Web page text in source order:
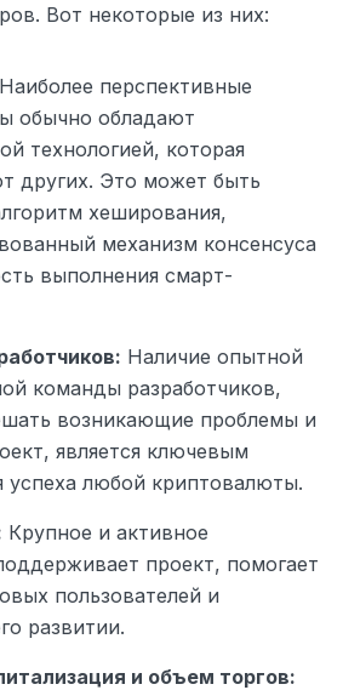
Вот некоторые из них:
Наиболее перспективные
обычно обладают
технологией, которая
других. Это может быть
хеширования,
механизм консенсуса
выполнения смарт-
Наличие опытной
команды разработчиков,
возникающие проблемы и
является ключевым
успеха любой криптовалюты.
Крупное и активное
проект, помогает
пользователей и
развитии.
и объем торгов: